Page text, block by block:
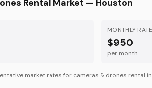
Rental Market — Houston
MONTHLY RATE
$950
per month
market rates for cameras & drones rental in